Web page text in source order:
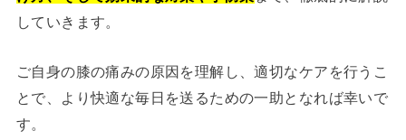
していきます。
ご自身の膝の痛みの原因を理解し、適切なケアを行うこ
とで、より快適な毎日を送るための一助となれば幸いで
す。